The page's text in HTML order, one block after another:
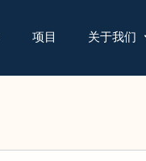
项目 关于我们